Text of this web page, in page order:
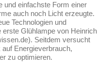
und einfachste Form einer
auch noch Licht erzeugte.
Technologien und
Glühlampe von Heinrich
Seitdem versucht
Energieverbrauch,
zu optimieren.